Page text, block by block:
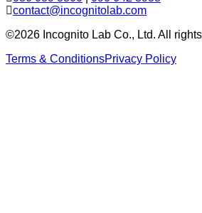
contact@incognitolab.com
©2026 Incognito Lab Co., Ltd. All
Terms & ConditionsPrivacy Policy